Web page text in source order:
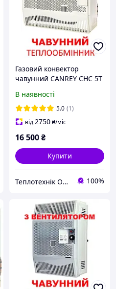
Газовий конвектор
чавунний CANREY CHC 5T
вентилятором
В наявності
5.0 (1)
від2750₴/міс
16 500₴
Купити
Теплотехнік Одеса 100%